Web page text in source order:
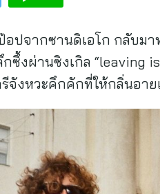
ปจากซานดิเอโก กลับมา
ซึ้งผ่านซิงเกิล “leaving
จังหวะคึกคักที่ให้กลิ่นอา